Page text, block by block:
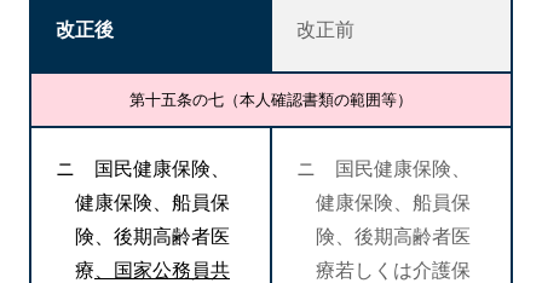
改正後 改正前
第十五条の七（本人確認書類の範囲等）
ニ 国民健康保険、
健康保険、船員保
険、後期高齢者医
療 、国家公務員共
ニ 国民健康保険、
健康保険、船員保
険、後期高齢者医
療若しくは介護保